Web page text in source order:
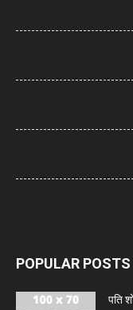
POPULAR POSTS
पति